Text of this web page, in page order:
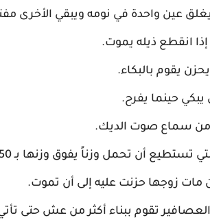
يغلق عين واحدة في نومه ويبقي الأخرى
انقطع ذيله يموت.
يقوم بالبكاء.
يبكي حينما يفرح.
من سماع صوت الديك.
تستطيع أن تحمل وزناً يفوق وزنها بـ 50 ضعفاً.
مات زوجها حزنت عليه إلى أن تموت.
تقوم ببناء أكثر من عش حتى